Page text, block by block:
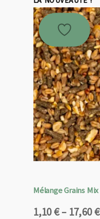
Mélange Grains Mix
1,10€– 17,60€
Plage